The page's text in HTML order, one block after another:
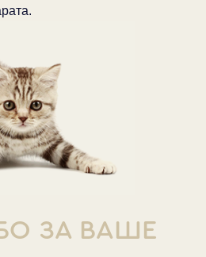
ЗА ВАШЕ